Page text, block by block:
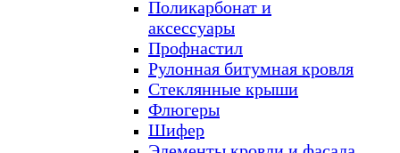
Поликарбонат и
аксессуары
Профнастил
Рулонная битумная кровля
Стеклянные крыши
Флюгеры
Шифер